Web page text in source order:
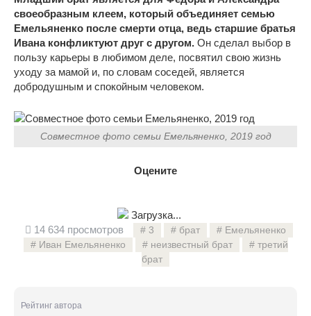
своеобразным клеем, который объединяет семью
Емельяненко после смерти отца, ведь старшие братья
Ивана конфликтуют друг с другом. Он сделал выбор в
пользу карьеры в любимом деле, посвятил свою жизнь
уходу за мамой и, по словам соседей, является
добродушным и спокойным человеком.
Совместное фото семьи Емельяненко, 2019 год
Оцените
Загрузка...
14 634 просмотров
3 брат
Емельяненко
Иван Емельяненко
неизвестный брат
третий
брат
Рейтинг автора